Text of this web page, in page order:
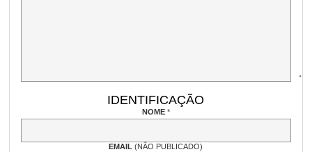
IDENTIFICAÇÃO
NOME *
EMAIL(NÃO PUBLICADO)